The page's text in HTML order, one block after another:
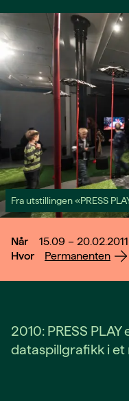
Fra utstillingen «PRESS
Når
15.09 – 20.02.2011
Hvor
Permanenten
2010: PRESS
dataspillgrafikk i